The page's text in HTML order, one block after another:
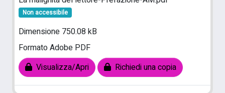
Non accessibile
Dimensione 750.08 kB
Formato Adobe PDF
Visualizza/Apri
Richiedi una copia